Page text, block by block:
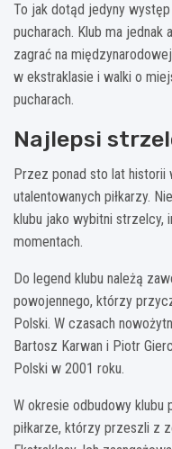
To jak dotąd jedyny
pucharach. Klub ma jednak
zagrać na
w ekstraklasie i walki o
pucharach.
Najlepsi
Przez ponad sto lat historii
utalentowanych piłkarzy.
klubu jako wybitni strzelcy,
momentach.
Do legend klubu należą
powojennego, którzy
Polski. W czasach
Bartosz Karwan i Piotr
Polski w 2001 roku.
W okresie odbudowy klubu
piłkarze, którzy przeszli z